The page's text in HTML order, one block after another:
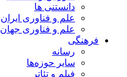
دانستنی ها
علم و فناوری ایران
علم و فناوری جهان
فرهنگی
رسانه
سایر حوزه‌ها
فیلم و تئاتر